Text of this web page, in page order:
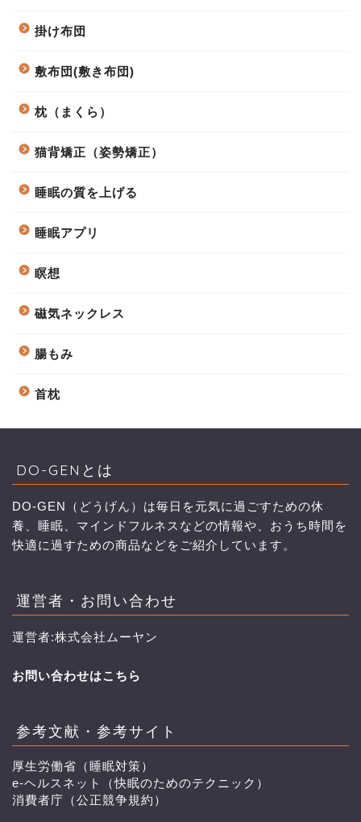
掛け布団
敷布団(敷き布団)
枕（まくら）
猫背矯正（姿勢矯正）
睡眠の質を上げる
睡眠アプリ
瞑想
磁気ネックレス
腸もみ
首枕
DO-GENとは
DO-GEN（どうげん）は毎日を元気に過ごすための休
養、睡眠、マインドフルネスなどの情報や、おうち時間を
快適に過すための商品などをご紹介しています。
運営者・お問い合わせ
運営者:株式会社ムーヤン
お問い合わせはこちら
参考文献・参考サイト
厚生労働省（睡眠対策）
e-ヘルスネット（快眠のためのテクニック）
消費者庁（公正競争規約）